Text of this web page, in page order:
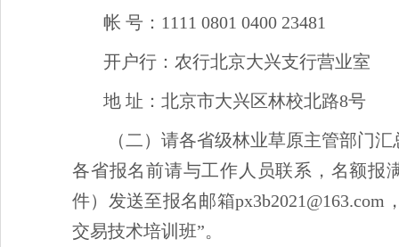
帐 号：1111 0801 0400 23481
开户行：农行北京大兴支行营业室
地 址：北京市大兴区林校北路8号
（二）请各省级林业草原主管部门
各省报名前请与工作人员联系，名额报
件）发送至报名邮箱
交易技术培训班”。